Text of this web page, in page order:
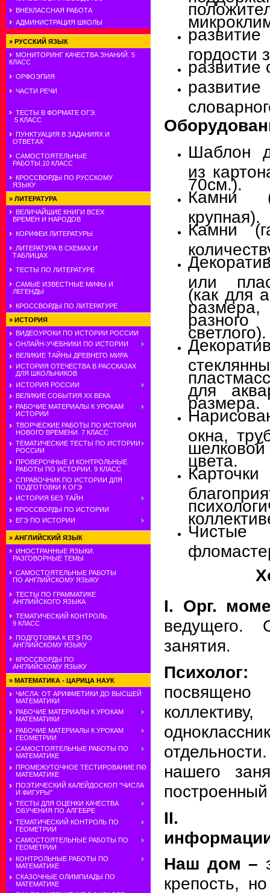
ВНЕКЛАССНАЯ РАБОТА
АДМИНИСТРАЦИЯ ШКОЛЫ
» РУССКИЙ ЯЗЫК
МОНИТОРИНГ КАЧЕСТВА ЗНАНИЙ. 5
КЛАСС
ОРФОЭПИЯ
ЧАСТИ РЕЧИ
ТЕСТЫ В ФОРМАТЕ ОГЭ.
5 КЛАСС
ПУНКТУАЦИЯ В ЗАДАНИЯХ И
ОТВЕТАХ
САМОСТОЯТЕЛЬНЫЕ
РАБОТЫ.10 КЛАСС
КРОССВОРДЫ ПО РУССКОМУ
ЯЗЫКУ
» ЛИТЕРАТУРА
ВЕЛИЧАЙШИЕ КНИГИ ВСЕХ
ВРЕМЕН И НАРОДОВ
КОРИФЕИ ЛИТЕРАТУРЫ
ЛИТЕРАТУРА В СХЕМАХ И
ТАБЛИЦАХ
ТЕСТЫ ПО ЛИТЕРАТУРЕ
САМЫЕ ИЗВЕСТНЫЕ МИФЫ И
ЛЕГЕНДЫ
КРОССВОРДЫ ПО ЛИТЕРАТУРЕ
» ИСТОРИЯ
ВИДЕОУРОКИ ПО ИСТОРИИ РОССИИ
ОНЛАЙН-УЧЕБНИКИ ПО ИСТОРИИ
ВЕЛИКИЕ ТАЙНЫ ДРЕВНЕГО МИРА
ИСТОРИЯ ОТЕЧЕСТВА В РАССКАЗАХ
ДЛЯ ШКОЛЬНИКОВ
ИСТОРИЯ РОССИИ
ВЕЛИКИЕ СОБЫТИЯ ХХ ВЕКА
РАБОЧИЕ МАТЕРИАЛЫ К УРОКАМ
ИСТОРИИ
ТВОРЧЕСКИЕ РАБОТЫ ПО ИСТОРИИ
НОВОГО ВРЕМЕНИ. 7 КЛАСС
ТЕМАТИЧЕСКИЕ ТЕСТЫ ПО ИСТОРИИ
РОССИИ
ПРОВЕРОЧНЫЕ И КОНТРОЛЬНЫЕ
РАБОТЫ ПО ИСТОРИИ. 9 КЛАСС
СПРАВОЧНИК ПО ИСТОРИИ ДЛЯ
ПОДГОТОВКИ К ОГЭ
ИСТОРИЯ БЕЗ ТАЙН
КРОССВОРДЫ ПО ИСТОРИИ
ЕГЭ ПО ИСТОРИИ
» АНГЛИЙСКИЙ ЯЗЫК
ИНОСТРАННЫЕ ЯЗЫКИ.
РАЗГОВОРНЫЕ ТЕМЫ
САМОСТОЯТЕЛЬНЫЕ РАБОТЫ
ПО АНГЛИЙСКОМУ ЯЗЫКУ
ТЕСТЫ ПО ГРАММАТИКЕ
АНГЛИЙСКОГО ЯЗЫКА
ТЕМАТИЧЕСКИЙ КОНТРОЛЬ.
9 КЛАСС
ПОДГОТОВКА К ЕГЭ ПО
АНГЛИЙСКОМУ ЯЗЫКУ
КРОССВОРДЫ ПО
АНГЛИЙСКОМУ ЯЗЫКУ
» МАТЕМАТИКА - ЦАРИЦА НАУК
ЧИСЛА: ОТ АРИФМЕТИКИ ДО ВЫСШЕЙ
МАТЕМАТИКИ
РАБОЧИЕ МАТЕРИАЛЫ К УРОКАМ
МАТЕМАТИКИ
РАБОЧИЕ МАТЕРИАЛЫ К УРОКАМ
ГЕОМЕТРИИ
САМОСТОЯТЕЛЬНЫЕ РАБОТЫ ПО
МАТЕМАТИКЕ
ПРОМЕЖУТОЧНОЕ ТЕСТИРОВАНИЕ ПО
МАТЕМАТИКЕ
ПОЭТИЧЕСКИЙ КАЛЕЙДОСКОП "ЧИСЛА
И ФИГУРЫ"
ТЕСТЫ ДЛЯ ОЦЕНКИ КАЧЕСТВА
ОБУЧЕНИЯ ПО АЛГЕБРЕ
ТЕМАТИЧЕСКИЙ КОНТРОЛЬ ПО
ГЕОМЕТРИИ
САМОСТОЯТЕЛЬНЫЕ РАБОТЫ ПО
ГЕОМЕТРИИ
КОНТРОЛЬНЫЕ РАБОТЫ ПО
МАТЕМАТИКЕ
СКАЗОЧНЫЕ ОЛИМПИАДЫ ПО
МАТЕМАТИКЕ
гордости
развитие
Шаблон
из
70см.).
Камни
крупная).
Камни
или
(как для
разного
светлого).
для
размера.
окна,
цвета.
I. Орг.
ведущего.
занятия.
Психолог:
нашего
II.
Наш дом –
крепость,